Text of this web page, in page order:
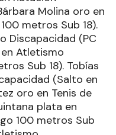
Molina oro en
metros Sub 18).
Discapacidad (PC
en Atletismo
Sub 18). Tobías
(Salto en
oro en Tenis de
plata en
100 metros Sub